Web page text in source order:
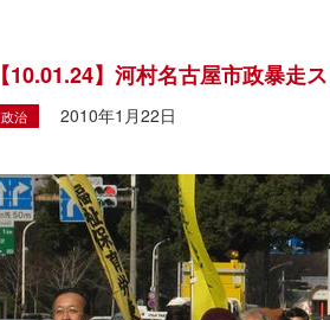
【10.01.24】河村名古屋市政暴走
政治 2010年1月22日